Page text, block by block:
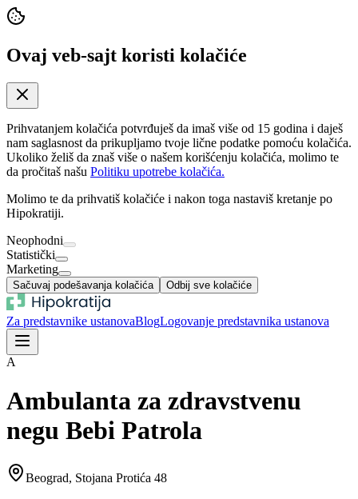
Ovaj veb-sajt koristi kolačiće
Prihvatanjem kolačića potvrđuješ da imaš više od 15 godina i daješ
nam saglasnost da prikupljamo tvoje lične podatke pomoću kolačića.
Ukoliko želiš da znaš više o našem korišćenju kolačića, molimo te
da pročitaš našu Politiku upotrebe kolačića.
Molimo te da prihvatiš kolačiće i nakon toga nastaviš kretanje po
Hipokratiji.
Neophodni
Statistički
Marketing
Sačuvaj podešavanja kolačića Odbij sve kolačiće
Za predstavnike ustanovaBlogLogovanje predstavnika ustanova
A
Ambulanta za zdravstvenu
negu Bebi Patrola
Beograd, Stojana Protića 48